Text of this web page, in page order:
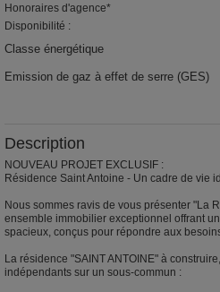
Honoraires d'agence*
Disponibilité :
Classe énergétique
Emission de gaz à effet de serre (GES)
Description
NOUVEAU PROJET EXCLUSIF :
Résidence Saint Antoine - Un cadre de vie
Nous sommes ravis de vous présenter "La
ensemble immobilier exceptionnel offrant
spacieux, conçus pour répondre aux
La résidence "SAINT ANTOINE" à
indépendants sur un sous-commun :